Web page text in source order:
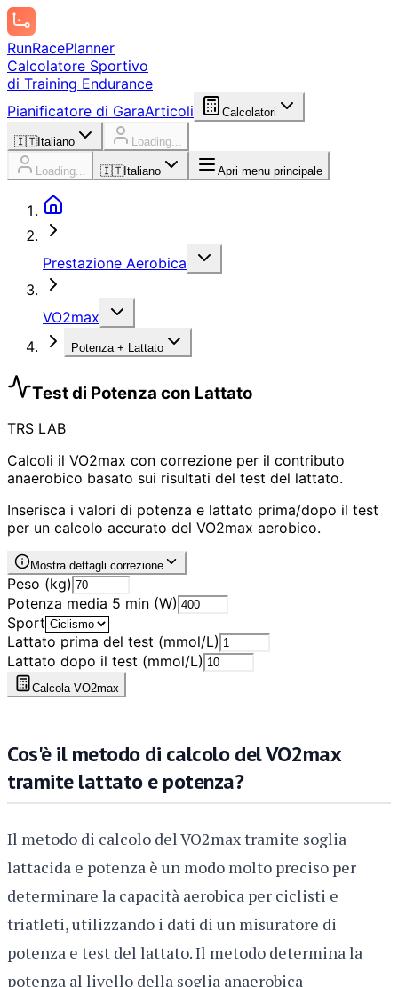
RunRacePlanner
Calcolatore Sportivo
di Training Endurance
Pianificatore di GaraArticoli Calcolatori
🇮🇹Italiano Loading...
Loading... 🇮🇹Italiano Apri menu principale
Prestazione Aerobica
VO2max
Potenza + Lattato
Test di Potenza con Lattato
TRS LAB
Calcoli il VO2max con correzione per il contributo
anaerobico basato sui risultati del test del lattato.
Inserisca i valori di potenza e lattato prima/dopo il test
per un calcolo accurato del VO2max aerobico.
Mostra dettagli correzione
Peso (kg)
Potenza media 5 min (W)
Sport
Lattato prima del test (mmol/L)
Lattato dopo il test (mmol/L)
Calcola VO2max
Cos'è il metodo di calcolo del VO2max
tramite lattato e potenza?
Il metodo di calcolo del VO2max tramite soglia
lattacida e potenza è un modo molto preciso per
determinare la capacità aerobica per ciclisti e
triatleti, utilizzando i dati di un misuratore di
potenza e test del lattato. Il metodo determina la
potenza al livello della soglia anaerobica